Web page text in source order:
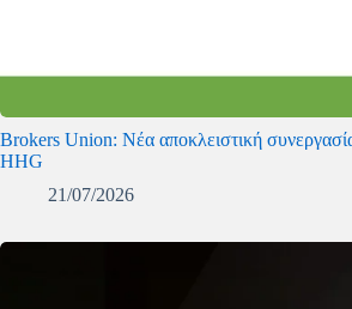
Brokers Union: Νέα αποκλειστική
HHG
21/07/2026